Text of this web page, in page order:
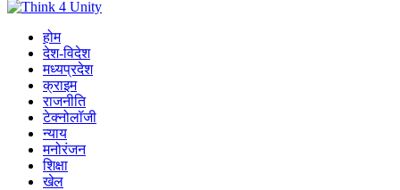
होम
देश-विदेश
मध्यप्रदेश
क्राइम
राजनीति
टेक्नोलॉजी
न्याय
मनोरंजन
शिक्षा
खेल